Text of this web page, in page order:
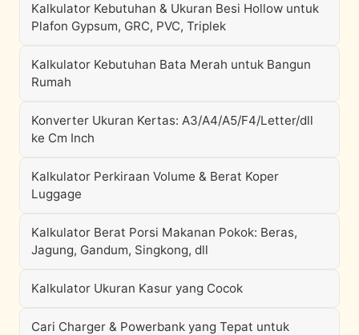
Kalkulator Kebutuhan & Ukuran Besi Hollow untuk
Plafon Gypsum, GRC, PVC, Triplek
Kalkulator Kebutuhan Bata Merah untuk Bangun
Rumah
Konverter Ukuran Kertas: A3/A4/A5/F4/Letter/dll
ke Cm Inch
Kalkulator Perkiraan Volume & Berat Koper
Luggage
Kalkulator Berat Porsi Makanan Pokok: Beras,
Jagung, Gandum, Singkong, dll
Kalkulator Ukuran Kasur yang Cocok
Cari Charger & Powerbank yang Tepat untuk